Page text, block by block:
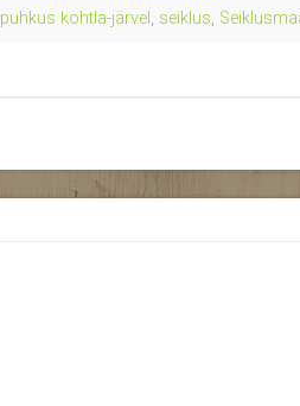
puhkus kohtla-järvel , seiklus,